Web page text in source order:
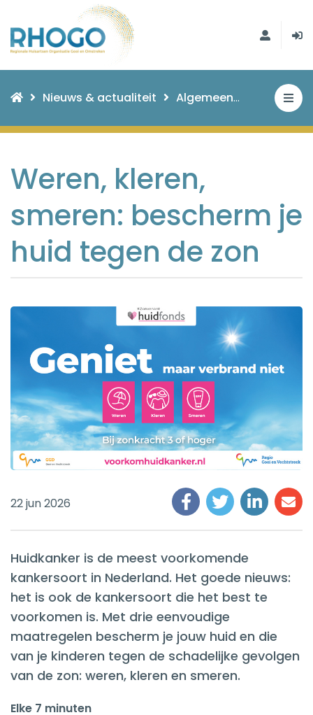
Nieuws & actualiteit Algemeen Weren,
Weren, kleren,
smeren: bescherm je
huid tegen de zon
22 jun 2026
Huidkanker is de meest voorkomende
kankersoort in Nederland. Het goede nieuws:
het is ook de kankersoort die het best te
voorkomen is. Met drie eenvoudige
maatregelen bescherm je jouw huid en die
van je kinderen tegen de schadelijke gevolgen
van de zon: weren, kleren en smeren.
Elke 7 minuten